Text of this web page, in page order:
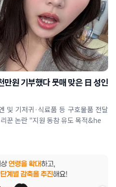
원 기부했다 뭇매 맞은 日 성인
기저귀·식료품 등 구호물품 전달
꾼 논란 "지원 동참 유도 목적&he